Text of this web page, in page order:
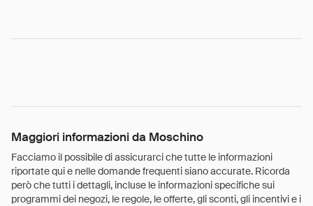
Maggiori informazioni da Moschino
Facciamo il possibile di assicurarci che tutte le informazioni
riportate qui e nelle domande frequenti siano accurate. Ricorda
però che tutti i dettagli, incluse le informazioni specifiche sui
programmi dei negozi, le regole, le offerte, gli sconti, gli incentivi e i